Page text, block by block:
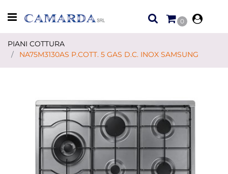
Open menu
0
PIANI COTTURA
NA75M3130AS P.COTT. 5 GAS D.C. INOX SAMSUNG